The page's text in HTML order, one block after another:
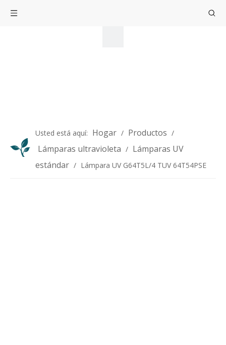
Usted está aquí: Hogar / Productos /
Lámparas ultravioleta / Lámparas UV
estándar / Lámpara UV G64T5L/4 TUV 64T54PSE